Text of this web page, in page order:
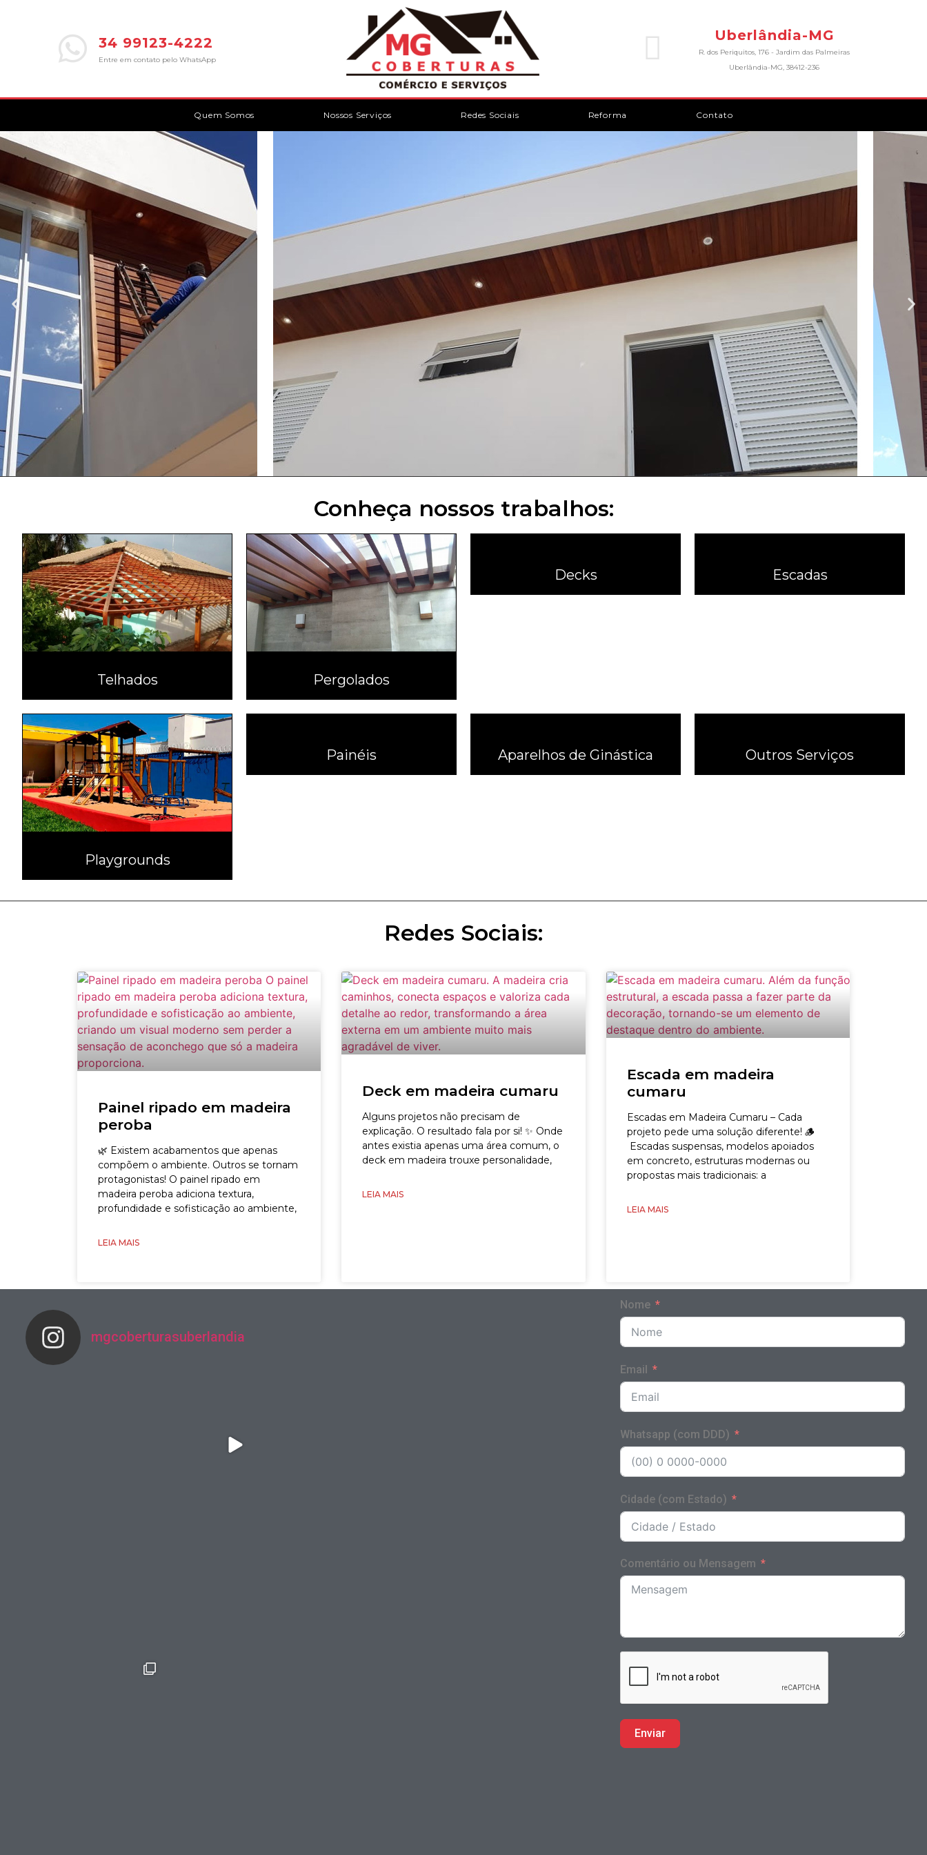
34 99123-4222
Entre em contato pelo WhatsApp
Uberlândia-MG
R. dos Periquitos, 176 - Jardim das Palmeiras
Uberlândia-MG, 38412-236
Quem Somos Nossos Serviços Redes Sociais Reforma Contato
Conheça nossos trabalhos:
Telhados Pergolados
Decks Escadas
Playgrounds
Painéis Aparelhos de Ginástica Outros Serviços
Redes Sociais:
Painel ripado em madeira
peroba
🌿 Existem acabamentos que apenas
compõem o ambiente. Outros se tornam
protagonistas! O painel ripado em
madeira peroba adiciona textura,
profundidade e sofisticação ao ambiente,
LEIA MAIS
Deck em madeira cumaru
Alguns projetos não precisam de
explicação. O resultado fala por si! ✨ Onde
antes existia apenas uma área comum, o
deck em madeira trouxe personalidade,
LEIA MAIS
Escada em madeira
cumaru
Escadas em Madeira Cumaru – Cada
projeto pede uma solução diferente! 🪵
Escadas suspensas, modelos apoiados
em concreto, estruturas modernas ou
propostas mais tradicionais: a
LEIA MAIS
mgcoberturasuberlandia
Nome
Email
Whatsapp (com DDD)
Cidade (com Estado)
Comentário ou Mensagem
Enviar